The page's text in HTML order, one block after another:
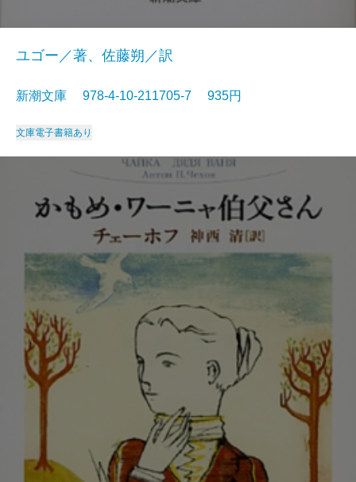
ユゴー／著、佐藤朔／訳
新潮文庫 978-4-10-211705-7 935円
文庫電子書籍あり